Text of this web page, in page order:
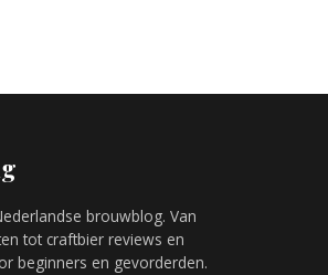
brouwblog. Van
tot craftbier reviews en
beginners en gevorderden.